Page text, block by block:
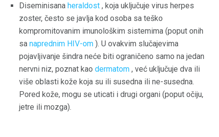
Diseminisana heraldost , koja uključuje virus herpes
zoster, često se javlja kod osoba sa teško
kompromitovanim imunološkim sistemima (poput onih
sa naprednim HIV-om ). U ovakvim slučajevima
pojavljivanje šindra neće biti ograničeno samo na jedan
nervni niz, poznat kao dermatom , već uključuje dva ili
više oblasti kože koja su ili susedna ili ne-susedna.
Pored kože, mogu se uticati i drugi organi (poput očiju,
jetre ili mozga).